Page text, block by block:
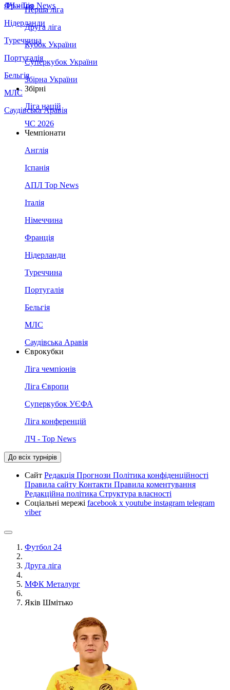
Франція
Нідерланди
Туреччина
Португалія
Бельгія
МЛС
Саудівська Аравія
ЛЧ - Top News
Перша ліга
Друга ліга
Кубок України
Суперкубок України
Збірна України
Збірні
Ліга націй
ЧС 2026
Чемпіонати
Англія
Іспанія
АПЛ Top News
Італія
Німеччина
Франція
Нідерланди
Туреччина
Португалія
Бельгія
МЛС
Саудівська Аравія
Єврокубки
Ліга чемпіонів
Ліга Європи
Суперкубок УЄФА
Ліга конференцій
ЛЧ - Top News
До всіх турнірів
Сайт Редакція Прогнози Політика конфіденційності
Правила сайту Контакти Правила коментування
Редакційна політика Структура власності
Соціальні мережі facebook x youtube instagram telegram
viber
Футбол 24
Друга ліга
МФК Металург
Яків Шмітько